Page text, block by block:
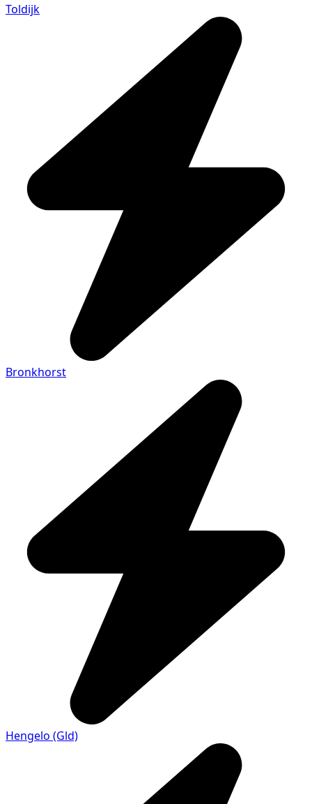
Toldijk
Bronkhorst
Hengelo (Gld)